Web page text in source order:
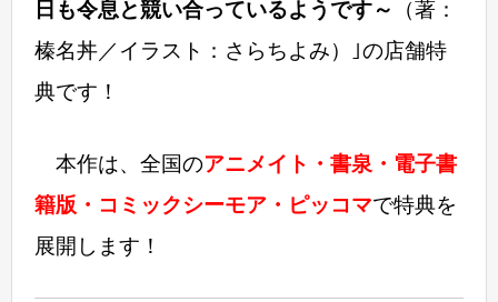
日も令息と競い合っているようです～
（著：
榛名丼／イラスト：さらちよみ）｣の店舗特
典です！
本作は、全国のアニメイト・書泉・電子書
籍版・コミックシーモア・ピッコマで特典を
展開します！